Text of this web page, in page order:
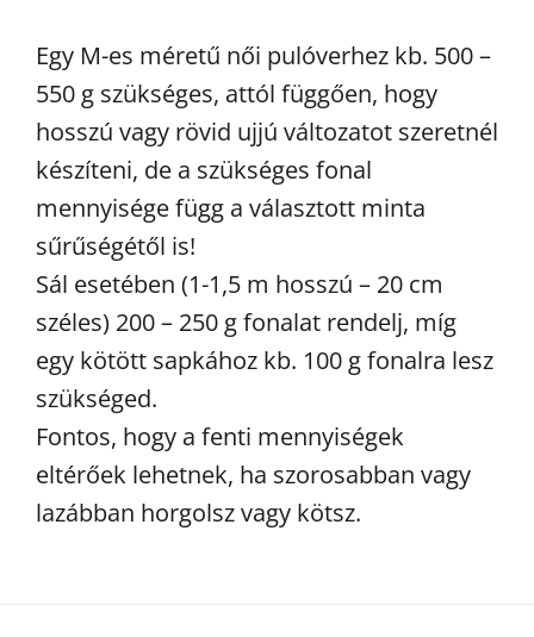
Egy M-es méretű női pulóverhez kb. 500 –
550 g szükséges, attól függően, hogy
hosszú vagy rövid ujjú változatot szeretnél
készíteni, de a szükséges fonal
mennyisége függ a választott minta
sűrűségétől is!
Sál esetében (1-1,5 m hosszú – 20 cm
széles) 200 – 250 g fonalat rendelj, míg
egy kötött sapkához kb. 100 g fonalra lesz
szükséged.
Fontos, hogy a fenti mennyiségek
eltérőek lehetnek, ha szorosabban vagy
lazábban horgolsz vagy kötsz.